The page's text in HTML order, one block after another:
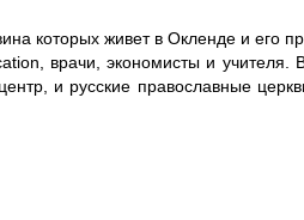
которых живет в Окленде и его
врачи, экономисты и учителя.
и русские православные